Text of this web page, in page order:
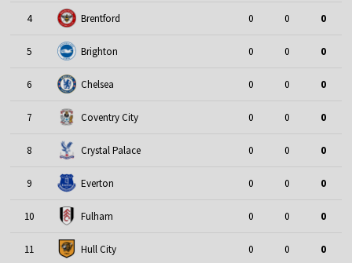
4 Brentford 0 0 0
5 Brighton 0 0 0
6 Chelsea 0 0 0
7 Coventry City 0 0 0
8 Crystal Palace 0 0 0
9 Everton 0 0 0
10 Fulham 0 0 0
11 Hull City 0 0 0